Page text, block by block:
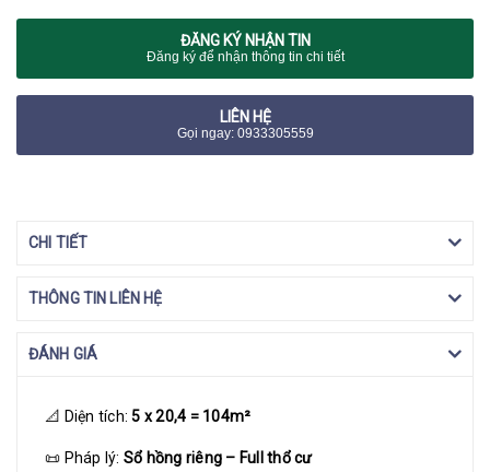
ĐĂNG KÝ NHẬN TIN
Đăng ký để nhận thông tin chi tiết
LIÊN HỆ
Gọi ngay: 0933305559
CHI TIẾT
THÔNG TIN LIÊN HỆ
ĐÁNH GIÁ
📐 Diện tích:5 x 20,4 = 104m²
📜 Pháp lý: Sổ hồng riêng – Full thổ cư